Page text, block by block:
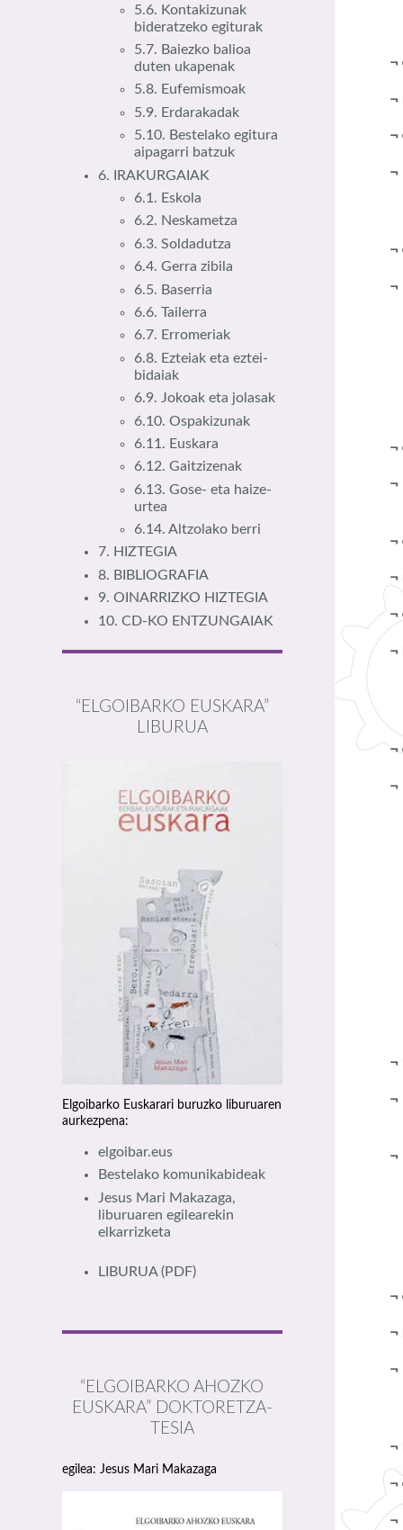
5.6. Kontakizunak
bideratzeko egiturak
5.7. Baiezko balioa
duten ukapenak
5.8. Eufemismoak
5.9. Erdarakadak
5.10. Bestelako egitura
aipagarri batzuk
6. IRAKURGAIAK
6.1. Eskola
6.2. Neskametza
6.3. Soldadutza
6.4. Gerra zibila
6.5. Baserria
6.6. Tailerra
6.7. Erromeriak
6.8. Ezteiak eta eztei-
bidaiak
6.9. Jokoak eta jolasak
6.10. Ospakizunak
6.11. Euskara
6.12. Gaitzizenak
6.13. Gose- eta haize-
urtea
6.14. Altzolako berri
7. HIZTEGIA
8. BIBLIOGRAFIA
9. OINARRIZKO HIZTEGIA
10. CD-KO ENTZUNGAIAK
“ELGOIBARKO EUSKARA”
LIBURUA
Elgoibarko Euskarari buruzko liburuaren
aurkezpena:
elgoibar.eus
Bestelako komunikabideak
Jesus Mari Makazaga,
liburuaren egilearekin
elkarrizketa
LIBURUA(PDF)
“ELGOIBARKO AHOZKO
EUSKARA” DOKTORETZA-
TESIA
egilea: Jesus Mari Makazaga
¬
¬
¬
¬
¬
¬
¬
¬
¬
¬
¬
¬
¬
¬
¬
¬
¬
¬